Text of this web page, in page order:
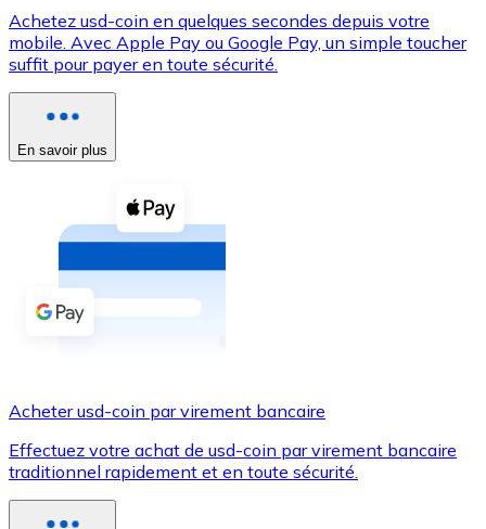
XRP
XRP
Voir toutes
Coupons crypto
Achetez des cryptomonnaies en espèces et d'autres
Acheter avec espèces
Virement SEPA
Utilisez les cartes Visa et Mastercard pour acheter
Acheter avec carte
Achetez usd-coin en quelques secondes depuis votre
mobile. Avec Apple Pay ou Google Pay, un simple toucher
suffit pour payer en toute sécurité.
En savoir plus
Acheter usd-coin par virement bancaire
Effectuez votre achat de usd-coin par virement bancaire
traditionnel rapidement et en toute sécurité.